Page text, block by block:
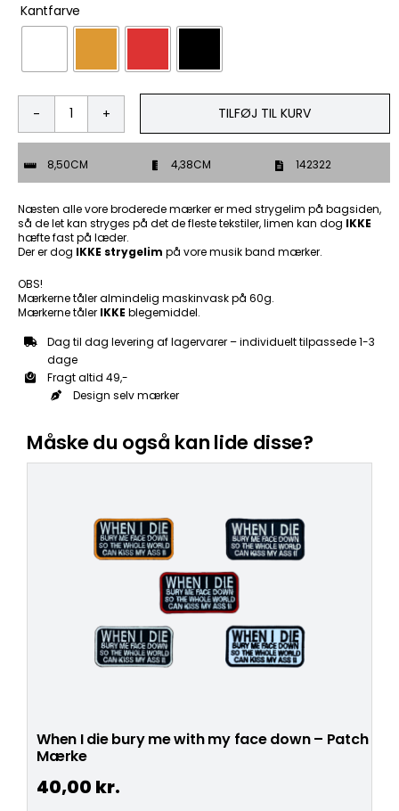
Kantfarve
I
spend
of
my
money
on
woman
and
the
rest
just
waste
-
Patch
TILFØJ TIL KURV
8,50CM 4,38CM 142322
Næsten alle vore broderede mærker er med strygelim på bagsiden,
så de let kan stryges på det de fleste tekstiler, limen kan dog IKKE
hæfte fast på læder.
Der er dog IKKE strygelim på vore musik band mærker.
OBS!
Mærkerne tåler almindelig maskinvask på 60g.
Mærkerne tåler IKKE blegemiddel.
Dag til dag levering af lagervarer – individuelt tilpassede 1-3
dage
Fragt altid 49,-
Design selv mærker
Måske du også kan lide disse?
When I die bury me with my face down – Patch
Mærke
40,00 kr.